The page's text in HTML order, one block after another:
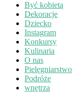
Być kobietą
Dekoracje
Dziecko
Instagram
Konkursy
Kulinaria
O nas
Pielęgniarstwo
Podróże
wnętrza